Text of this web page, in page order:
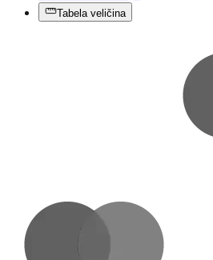
Tabela veličina